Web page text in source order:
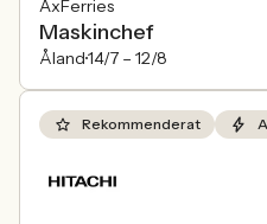
AxFerries
Maskinchef
Åland14/7 – 12/8
Rekommenderat